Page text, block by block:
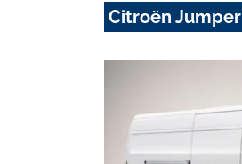
Citroën Jumper